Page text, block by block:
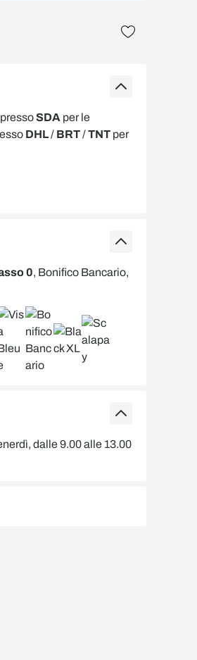
SDA per le
DHL/ BRT/TNT per
0, Bonifico Bancario,
dalle 9.00 alle 13.00